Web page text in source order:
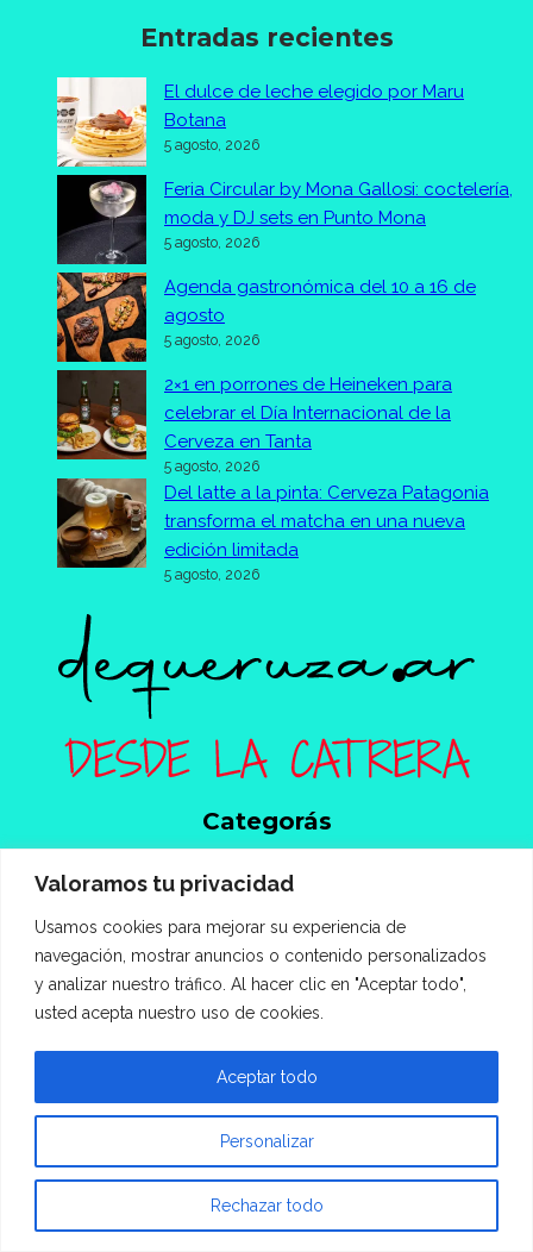
Valoramos tu privacidad
Usamos cookies para mejorar su experiencia de
navegación, mostrar anuncios o contenido personalizados
y analizar nuestro tráfico. Al hacer clic en "Aceptar todo",
usted acepta nuestro uso de cookies.
Personalizar
Rechazar todo
Aceptar todo
Entradas recientes
El dulce de leche elegido por Maru
Botana
5 agosto, 2026
Feria Circular by Mona Gallosi: coctelería,
moda y DJ sets en Punto Mona
5 agosto, 2026
Agenda gastronómica del 10 a 16 de
agosto
5 agosto, 2026
2×1 en porrones de Heineken para
celebrar el Día Internacional de la
Cerveza en Tanta
5 agosto, 2026
Del latte a la pinta: Cerveza Patagonia
transforma el matcha en una nueva
edición limitada
5 agosto, 2026
Categorás
Bar | Restó
Entrevistas
Eventos
Fondo Blanco
Opinión
Saludable